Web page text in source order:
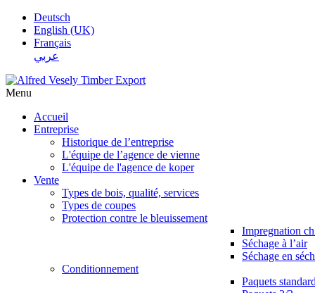
Deutsch
English (UK)
Français
عربي
Menu
Accueil
Entreprise
Historique de l’entreprise
L'équipe de l’agence de vienne
L'équipe de l'agence de koper
Vente
Types de bois, qualité, services
Types de coupes
Protection contre le bleuissement
Impregnation
Séchage à l’air
Séchage en
Conditionnement
Paquets